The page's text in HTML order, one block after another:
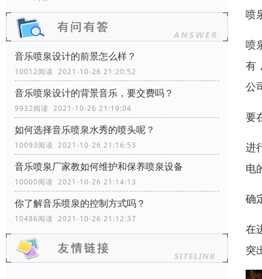
音乐喷泉设计的前景怎么样？
10012阅读 2021-10-26 21:20:52
音乐喷泉设计的背景音乐，要交费吗？
9932阅读 2021-10-26 21:19:04
如何选择音乐喷泉水秀的喷头呢？
10093阅读 2021-10-26 21:16:53
音乐喷泉厂家教如何维护和保养喷泉设备
10000阅读 2021-10-26 21:14:13
你了解音乐喷泉的控制方式吗？
10486阅读 2021-10-26 21:12:37
喷
喷
有
公
要
进
电
确
在
突